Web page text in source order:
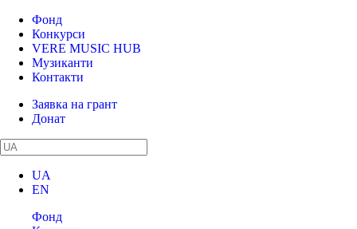
Фонд
Конкурси
VERE MUSIC HUB
Музиканти
Контакти
Заявка на грант
Донат
UA
EN
Фонд